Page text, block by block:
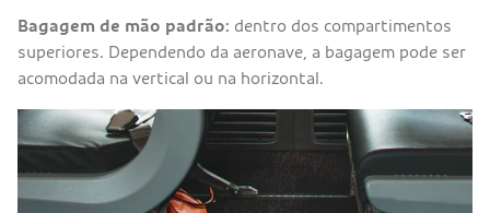
Bagagem de mão padrão: dentro dos compartimentos
superiores. Dependendo da aeronave, a bagagem pode ser
acomodada na vertical ou na horizontal.